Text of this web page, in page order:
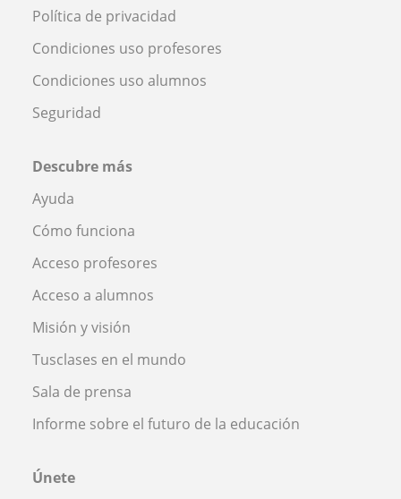
Política de privacidad
Condiciones uso profesores
Condiciones uso alumnos
Seguridad
Descubre más
Ayuda
Cómo funciona
Acceso profesores
Acceso a alumnos
Misión y visión
Tusclases en el mundo
Sala de prensa
Informe sobre el futuro de la educación
Únete